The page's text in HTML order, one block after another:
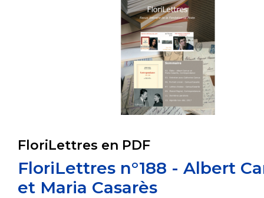
FloriLettres en PDF
FloriLettres n°188 - Albert
et Maria Casarès